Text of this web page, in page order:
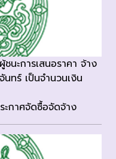
นะการเสนอราคา จ้าง
นทร์ เป็นจำนวนเงิน
กาศจัดซื้อจัดจ้าง